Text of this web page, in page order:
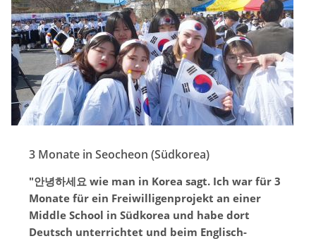
3 Monate in Seocheon (Südkorea)
"안녕하세요 wie man in Korea sagt. Ich war für 3
Monate für ein Freiwilligenprojekt an einer
Middle School in Südkorea und habe dort
Deutsch unterrichtet und beim Englisch-